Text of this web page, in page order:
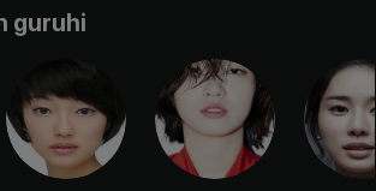
guruhi